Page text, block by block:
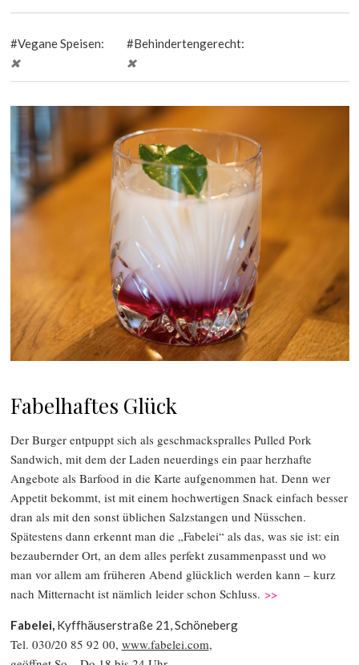
Vegane Speisen: Behindertengerecht:
Fabelhaftes Glück
Der Burger entpuppt sich als geschmackspralles Pulled Pork
Sandwich, mit dem der Laden neuerdings ein paar herzhafte
Angebote als Barfood in die Karte aufgenommen hat. Denn wer
Appetit bekommt, ist mit einem hochwertigen Snack einfach besser
dran als mit den sonst üblichen Salzstangen und Nüsschen.
Spätestens dann erkennt man die „Fabelei“ als das, was sie ist: ein
bezaubernder Ort, an dem alles perfekt zusammenpasst und wo
man vor allem am früheren Abend glücklich werden kann – kurz
nach Mitternacht ist nämlich leider schon Schluss. >>
Fabelei,Kyffhäuserstraße 21, Schöneberg
Tel. 030/20 85 92 00, www.fabelei.com,